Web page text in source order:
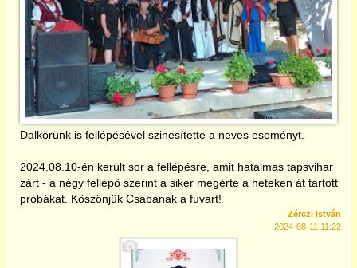
Önkormányzat
CseHaKE
és a többi civil
Turista info
Felhasználó
Dalkörünk is fellépésével szinesítette a neves eseményt.
2024.08.10-én került sor a fellépésre, amit hatalmas tapsvihar
zárt - a négy fellépő szerint a siker megérte a heteken át tartott
próbákat. Köszönjük Csabának a fuvart!
Zérczi István
2024-08-11 11:22